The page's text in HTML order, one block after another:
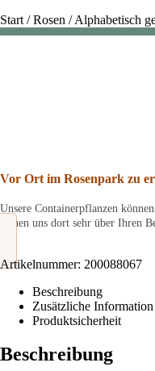
Start /Rosen /Alphabetisch
Vor Ort im Rosenpark zu
Unsere Containerpflanzen
freuen uns dort sehr über Ihren
Artikelnummer: 200088067
Beschreibung
Zusätzliche Information
Produktsicherheit
Beschreibung